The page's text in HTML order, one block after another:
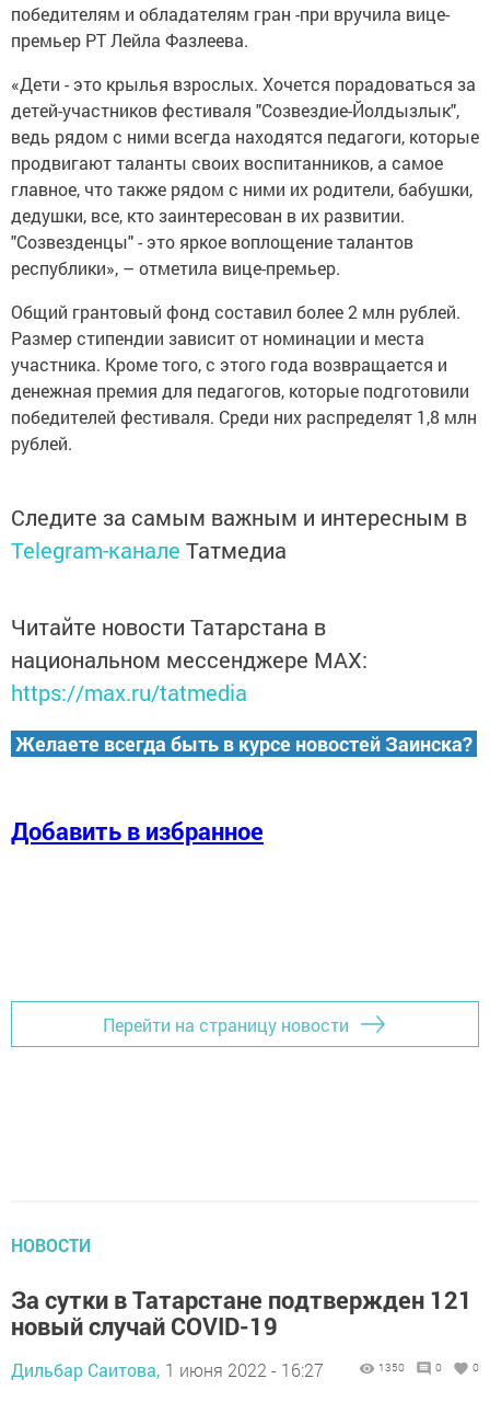
победителям и обладателям гран -при вручила вице-
премьер РТ Лейла Фазлеева.
«Дети - это крылья взрослых. Хочется порадоваться за
детей-участников фестиваля "Созвездие-Йолдызлык",
ведь рядом с ними всегда находятся педагоги, которые
продвигают таланты своих воспитанников, а самое
главное, что также рядом с ними их родители, бабушки,
дедушки, все, кто заинтересован в их развитии.
"Созвезденцы" - это яркое воплощение талантов
республики», – отметила вице-премьер.
Общий грантовый фонд составил более 2 млн рублей.
Размер стипендии зависит от номинации и места
участника. Кроме того, с этого года возвращается и
денежная премия для педагогов, которые подготовили
победителей фестиваля. Среди них распределят 1,8 млн
рублей.
Следите за самым важным и интересным в
Telegram-канале Татмедиа
Читайте новости Татарстана в
национальном мессенджере MАХ:
https://max.ru/tatmedia
Желаете всегда быть в курсе новостей Заинска?
Добавить в избранное
Перейти на страницу новости
НОВОСТИ
За сутки в Татарстане подтвержден 121
новый случай COVID-19
Дильбар Саитова, 1 июня 2022 - 16:27 1350 0 0